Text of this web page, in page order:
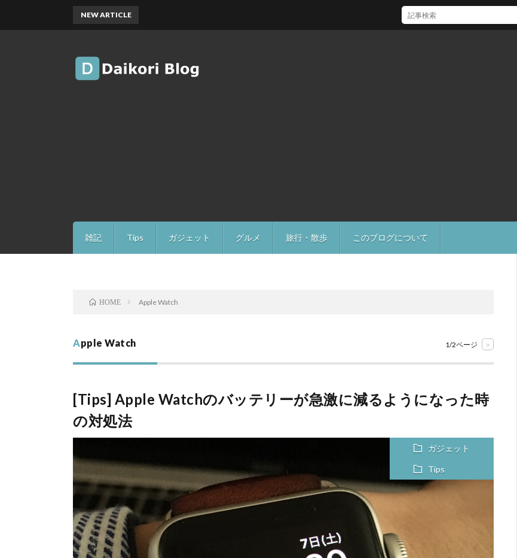
雑記 Tips ガジェット グルメ 旅行・散歩 このブログについて
NEW ARTICLE [Mac]Mac mini M1 がいい感じ
HOME Apple Watch
Apple Watch 1/2ページ >
[Tips] Apple Watchのバッテリーが急激に減るようになった時
の対処法
ガジェット
Tips